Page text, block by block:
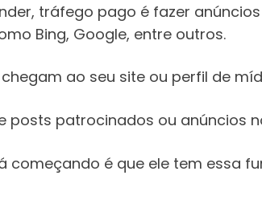
tráfego pago é fazer
Bing, Google, entre outros.
ao seu site ou perfil de
patrocinados ou anúncios
é que ele tem essa